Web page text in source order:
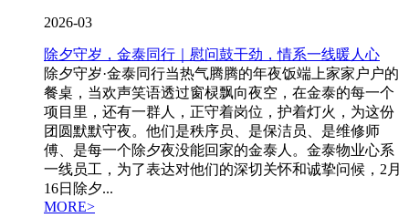
2026-03
除夕守岁，金泰同行｜慰问鼓干劲，情系一线暖人心
除夕守岁·金泰同行当热气腾腾的年夜饭端上家家户户的
餐桌，当欢声笑语透过窗棂飘向夜空，在金泰的每一个
项目里，还有一群人，正守着岗位，护着灯火，为这份
团圆默默守夜。他们是秩序员、是保洁员、是维修师
傅、是每一个除夕夜没能回家的金泰人。金泰物业心系
一线员工，为了表达对他们的深切关怀和诚挚问候，2月
16日除夕...
MORE>